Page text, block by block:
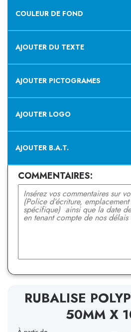
COULEUR DE FOND
AJOUTER DU TEXTE
AJOUTER PICTOGRAMES
AJOUTER LOGO
AJOUTER B.A.T.
COMMENTAIRES:
RUBALISE
50MM X